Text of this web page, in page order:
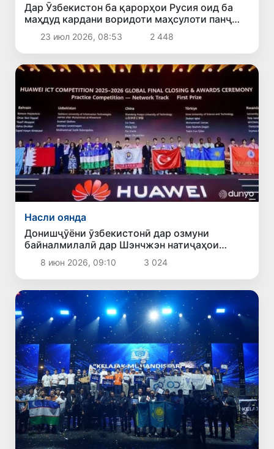
Дар Ӯзбекистон ба қарорҳои Русия оид ба
маҳдуд кардани воридоти маҳсулоти панҷ
содиркунанда шарҳ доданд
23 июл 2026, 08:53 2 448
Насли оянда
Донишҷӯёни ӯзбекистонӣ дар озмуни
байналмилалӣ дар Шэнчжэн натиҷаҳои
назаррас ба даст оварданд
8 июн 2026, 09:10 3 024